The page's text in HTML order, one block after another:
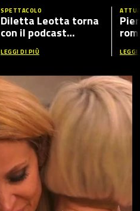
SPETTACOLO
Diletta Leotta torna
con il podcast
“Mamma Dilettante
5”, ecco i nuovi ospiti
LEGGI DI PIÙ